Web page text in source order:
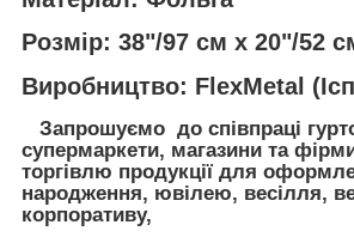
Розмір: 38"/97 см x 20"/52
Виробництво: FlexMetal
Запрошуємо до співпраці
супермаркети, магазини та
торгівлю продукції для
народження, ювілею, весілля,
корпоративу,